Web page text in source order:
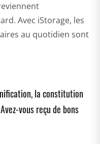
Avec iStorage, les
au quotidien sont
la constitution
vous reçu de bons